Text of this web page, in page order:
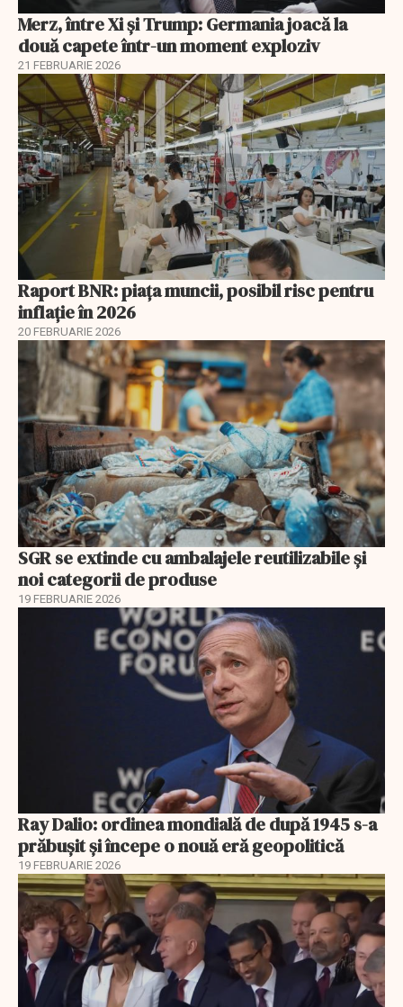
Merz, între Xi și Trump: Germania joacă la
două capete într-un moment exploziv
21 FEBRUARIE 2026
Raport BNR: piața muncii, posibil risc pentru
inflație în 2026
20 FEBRUARIE 2026
SGR se extinde cu ambalajele reutilizabile și
noi categorii de produse
19 FEBRUARIE 2026
Ray Dalio: ordinea mondială de după 1945 s-a
prăbușit și începe o nouă eră geopolitică
19 FEBRUARIE 2026